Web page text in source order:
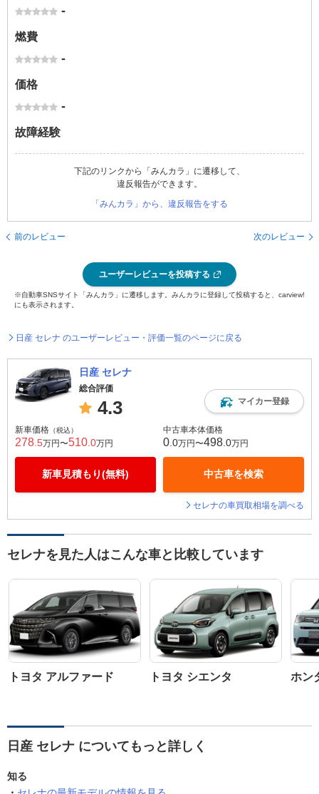
-
燃費
-
価格
-
故障経験
下記のリンクから「みんカラ」に遷移して、
違反報告ができます。
「みんカラ」から、違反報告をする
前のレビュー 次のレビュー
ユーザーレビューを投稿する
※自動車SNSサイト「みんカラ」に遷移します。みんカラに登録して投稿すると、carview!
にも表示されます。
日産 セレナ のユーザーレビュー・評価一覧のページに戻る
日産 セレナ
総合評価
4.3 マイカー登録
新車価格 （税込）
278 .5万円〜510 .0万円
新車見積もり(無料)
中古車本体価格
0 .0万円〜498 .0万円
中古車を検索
セレナの車買取相場を調べる
セレナを見た人はこんな車と比較しています
トヨタ アルファード トヨタ シエンタ ホン
日産 セレナ についてもっと詳しく
知る